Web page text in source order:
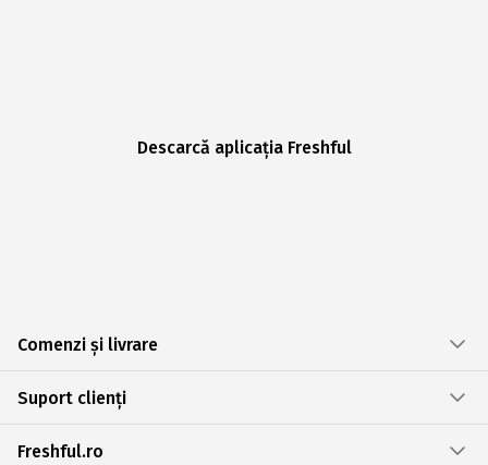
Descarcă aplicația Freshful
Comenzi și livrare
Suport clienți
Freshful.ro